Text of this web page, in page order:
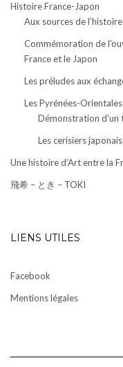
Histoire France-Japon
Aux sources de l’histoire
Commémoration de
France et le Japon
Les préludes aux
Les Pyrénées-
Démonstration
Les cerisiers
Une histoire d’Art entre la
飛希 – とき – TOKI
LIENS UTILES
Facebook
Mentions légales